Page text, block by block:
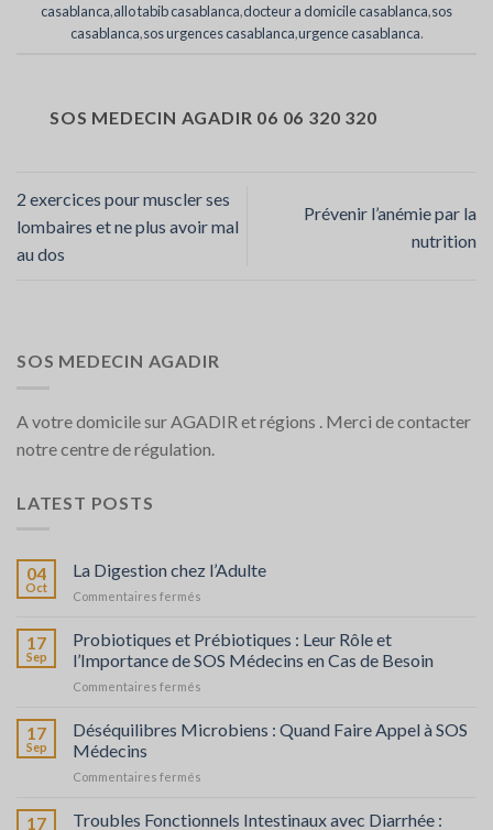
casablanca,allo tabib casablanca,docteur a domicile casablanca,sos
casablanca,sos urgences casablanca,urgence casablanca.
SOS MEDECIN AGADIR 06 06 320 320
2 exercices pour muscler ses
lombaires et ne plus avoir mal
au dos
Prévenir l’anémie par la
nutrition
SOS MEDECIN AGADIR
A votre domicile sur AGADIR et régions . Merci de contacter
notre centre de régulation.
LATEST POSTS
04
Oct
La Digestion chez l’Adulte
Commentaires fermés
Digestion
l’Adulte
17
Sep
Probiotiques et Prébiotiques : Leur Rôle et
l’Importance de SOS Médecins en Cas de Besoin
Commentaires fermés
et
et
17
Sep
Déséquilibres Microbiens : Quand Faire Appel à SOS
Médecins
Commentaires fermés
Microbiens
17 Troubles Fonctionnels Intestinaux avec Diarrhée :